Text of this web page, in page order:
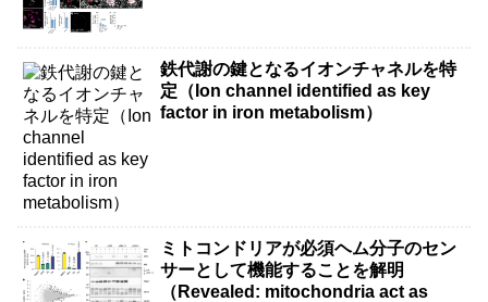
鉄代謝の鍵となるイオンチャネルを特
定（Ion channel identified as key
factor in iron metabolism）
ミトコンドリアが必須ヘム分子のセン
サーとして機能することを解明
（Revealed: mitochondria act as